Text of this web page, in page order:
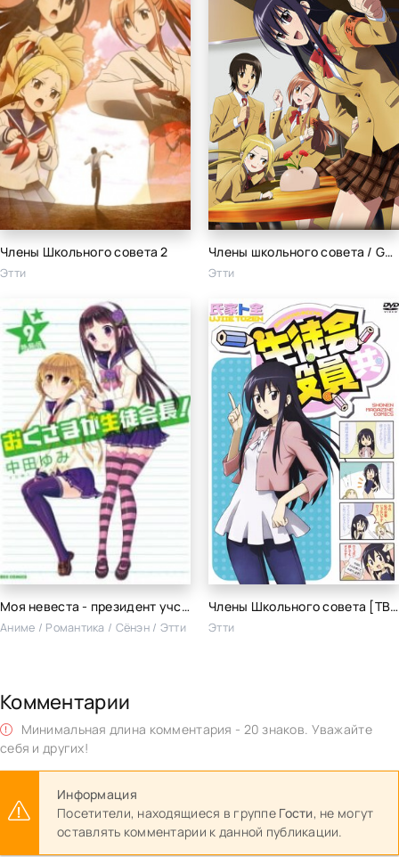
Члены Школьного совета 2
Этти
Члены школьного совета / Gekijouban Seitokai yakuindomo / Члены Школьного совета (фильм первый) / Члены школьного совета. Фильм (2017)
Этти
Моя невеста - президент учсовета! OVA
Аниме / Романтика / Сёнэн / Этти
Члены Школьного совета [ТВ-2]
Этти
Комментарии
Минимальная длина комментария - 20 знаков. Уважайте
себя и других!
Информация
Посетители, находящиеся в группе Гости, не могут
оставлять комментарии к данной публикации.